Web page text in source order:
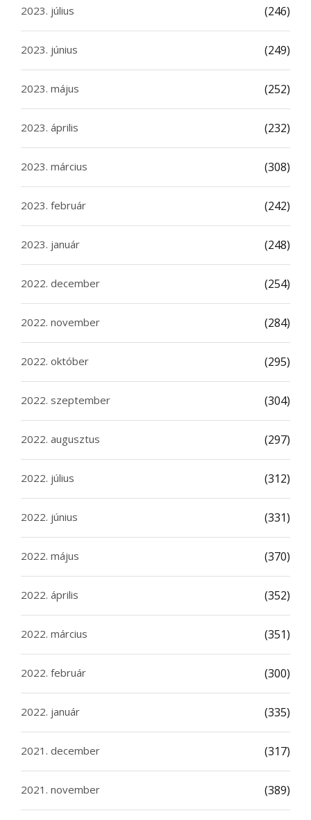
2023. július (246)
2023. június (249)
2023. május (252)
2023. április (232)
2023. március (308)
2023. február (242)
2023. január (248)
2022. december (254)
2022. november (284)
2022. október (295)
2022. szeptember (304)
2022. augusztus (297)
2022. július (312)
2022. június (331)
2022. május (370)
2022. április (352)
2022. március (351)
2022. február (300)
2022. január (335)
2021. december (317)
2021. november (389)